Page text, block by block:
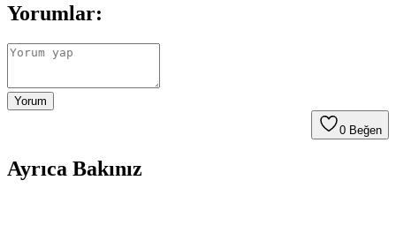
Yorumlar:
Yorum
0 Beğen
Ayrıca Bakınız